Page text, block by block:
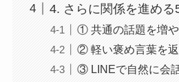
4. さらに関係を進める
① 共通の話題を増
② 軽い褒め言葉を
③ LINEで自然に会